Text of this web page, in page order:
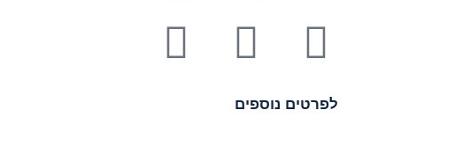
לפרטים נוספים